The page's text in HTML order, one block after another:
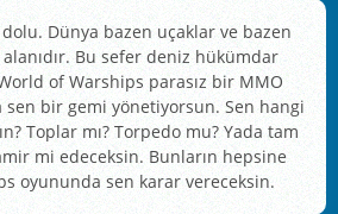
Dünya bazen uçaklar ve bazen
Bu sefer deniz hükümdar
of Warships parasız bir MMO
bir gemi yönetiyorsun. Sen hangi
Toplar mı? Torpedo mu? Yada tam
mi edeceksin. Bunların hepsine
oyununda sen karar vereceksin.